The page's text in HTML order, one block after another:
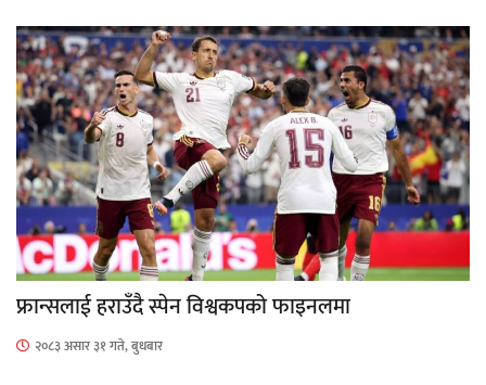
फ्रान्सलाई हराउँदै स्पेन विश्वकपको फाइनलमा
२०८३ असार ३१ गते, बुधबार